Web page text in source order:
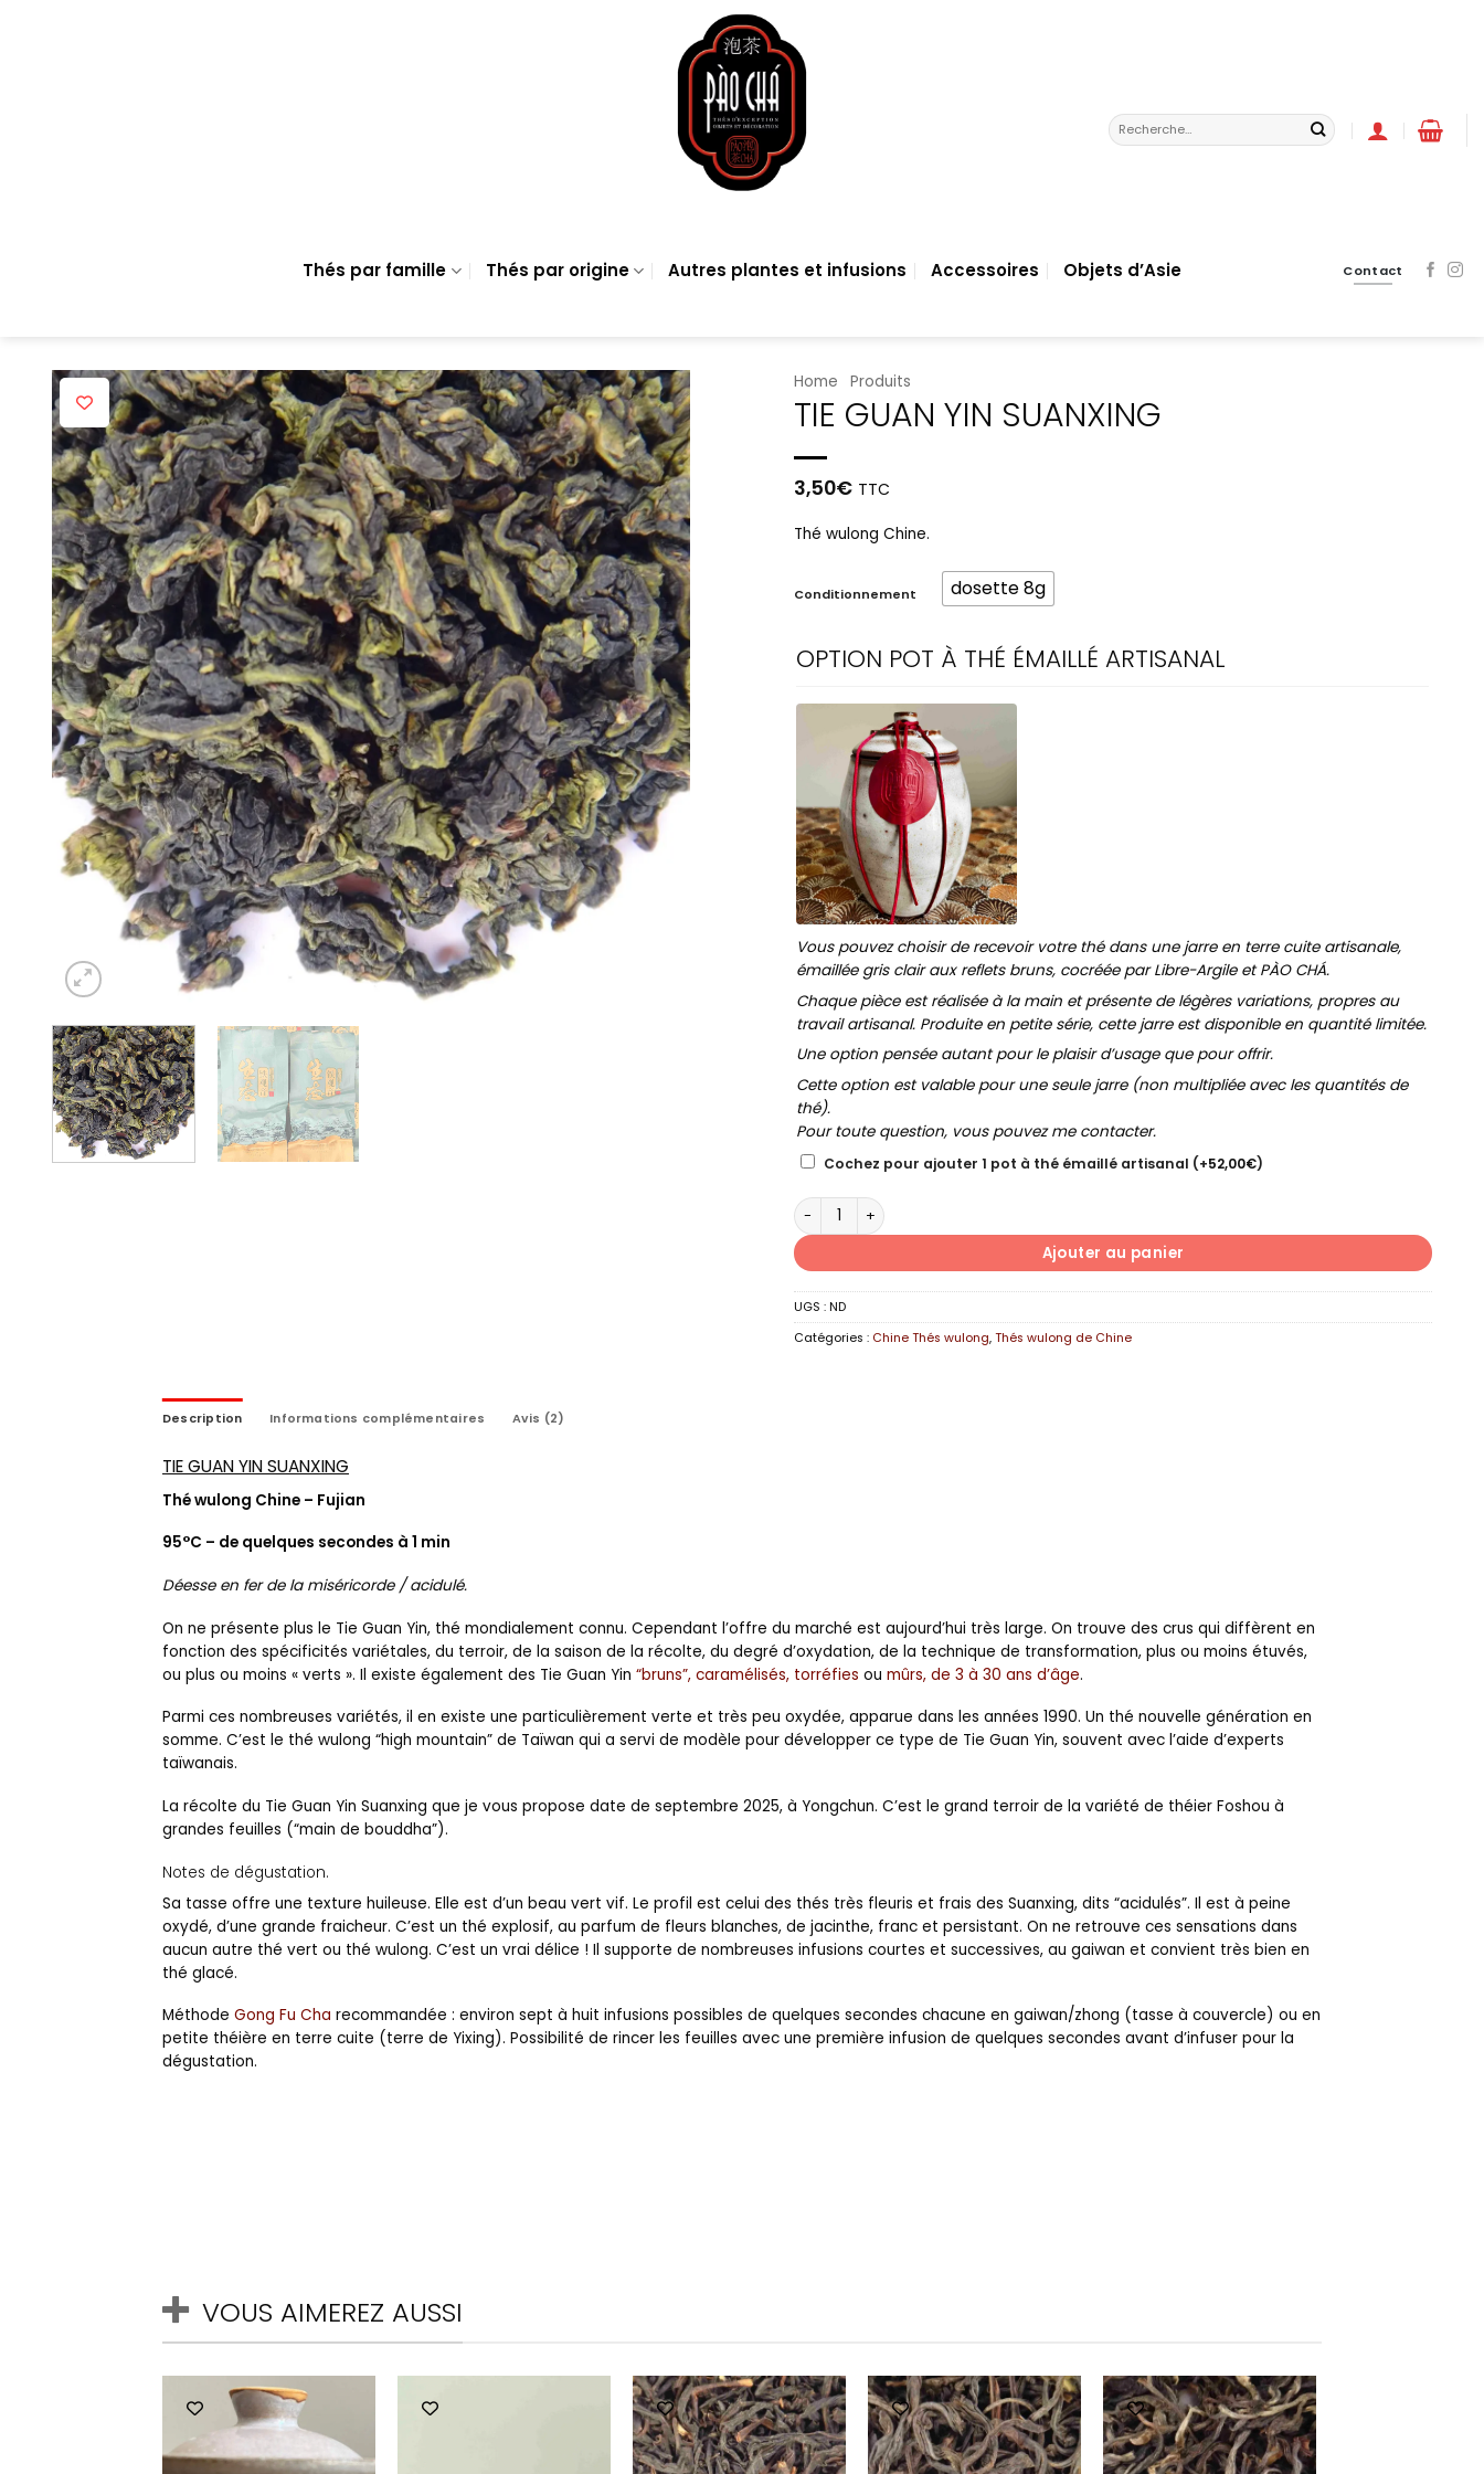
Recherche
pour :
Thés par famille Thés par origine Autres plantes et infusions Accessoires Objets d’Asie Contact
Home Produits
TIE GUAN YIN SUANXING
3,50€ TTC
Thé wulong Chine.
Conditionnement dosette 8g
OPTION POT À THÉ ÉMAILLÉ ARTISANAL
Vous pouvez choisir de recevoir votre thé dans une jarre en terre cuite artisanale,
émaillée gris clair aux reflets bruns, cocréée par Libre-Argile et PÀO CHÁ.
Chaque pièce est réalisée à la main et présente de légères variations, propres au
travail artisanal. Produite en petite série, cette jarre est disponible en quantité limitée.
Une option pensée autant pour le plaisir d’usage que pour offrir.
Cette option est valable pour une seule jarre (non multipliée avec les quantités de
thé).
Pour toute question, vous pouvez me contacter.
Cochez pour ajouter 1 pot à thé émaillé artisanal (+52,00€)
quantité de TIE GUAN YIN SUANXING
Ajouter au panier
UGS :ND
Catégories : Chine Thés wulong,Thés wulong de Chine
Description Informations complémentaires Avis (2)
TIE GUAN YIN SUANXING
Thé wulong Chine – Fujian
95°C – de quelques secondes à 1 min
Déesse en fer de la miséricorde / acidulé.
On ne présente plus le Tie Guan Yin, thé mondialement connu. Cependant l’offre du marché est aujourd’hui très large. On trouve des crus qui diffèrent en
fonction des spécificités variétales, du terroir, de la saison de la récolte, du degré d’oxydation, de la technique de transformation, plus ou moins étuvés,
ou plus ou moins « verts ». Il existe également des Tie Guan Yin “bruns”, caramélisés, torréfies ou mûrs, de 3 à 30 ans d’âge.
Parmi ces nombreuses variétés, il en existe une particulièrement verte et très peu oxydée, apparue dans les années 1990. Un thé nouvelle génération en
somme. C’est le thé wulong “high mountain” de Taïwan qui a servi de modèle pour développer ce type de Tie Guan Yin, souvent avec l’aide d’experts
taïwanais.
La récolte du Tie Guan Yin Suanxing que je vous propose date de septembre 2025, à Yongchun. C’est le grand terroir de la variété de théier Foshou à
grandes feuilles (“main de bouddha”).
Notes de dégustation.
Sa tasse offre une texture huileuse. Elle est d’un beau vert vif. Le profil est celui des thés très fleuris et frais des Suanxing, dits “acidulés”. Il est à peine
oxydé, d’une grande fraicheur. C’est un thé explosif, au parfum de fleurs blanches, de jacinthe, franc et persistant. On ne retrouve ces sensations dans
aucun autre thé vert ou thé wulong. C’est un vrai délice ! Il supporte de nombreuses infusions courtes et successives, au gaiwan et convient très bien en
thé glacé.
Méthode Gong Fu Cha recommandée : environ sept à huit infusions possibles de quelques secondes chacune en gaiwan/zhong (tasse à couvercle) ou en
petite théière en terre cuite (terre de Yixing). Possibilité de rincer les feuilles avec une première infusion de quelques secondes avant d’infuser pour la
dégustation.
VOUS AIMEREZ AUSSI